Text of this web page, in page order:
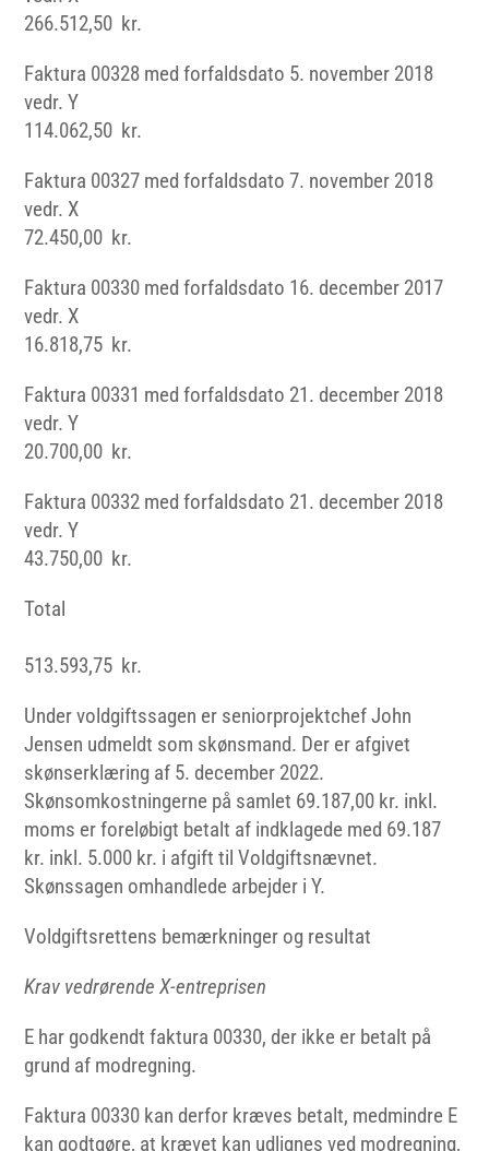
266.512,50 kr.
Faktura 00328 med forfaldsdato 5. november 2018
vedr. Y
114.062,50 kr.
Faktura 00327 med forfaldsdato 7. november 2018
vedr. X
72.450,00 kr.
Faktura 00330 med forfaldsdato 16. december 2017
vedr. X
16.818,75 kr.
Faktura 00331 med forfaldsdato 21. december 2018
vedr. Y
20.700,00 kr.
Faktura 00332 med forfaldsdato 21. december 2018
vedr. Y
43.750,00 kr.
Total
513.593,75 kr.
Under voldgiftssagen er seniorprojektchef John
Jensen udmeldt som skønsmand. Der er afgivet
skønserklæring af 5. december 2022.
Skønsomkostningerne på samlet 69.187,00 kr. inkl.
moms er foreløbigt betalt af indklagede med 69.187
kr. inkl. 5.000 kr. i afgift til Voldgiftsnævnet.
Skønssagen omhandlede arbejder i Y.
Voldgiftsrettens bemærkninger og resultat
Krav vedrørende X-entreprisen
E har godkendt faktura 00330, der ikke er betalt på
grund af modregning.
Faktura 00330 kan derfor kræves betalt, medmindre E
kan godtgøre, at krævet kan udlignes ved modregning,